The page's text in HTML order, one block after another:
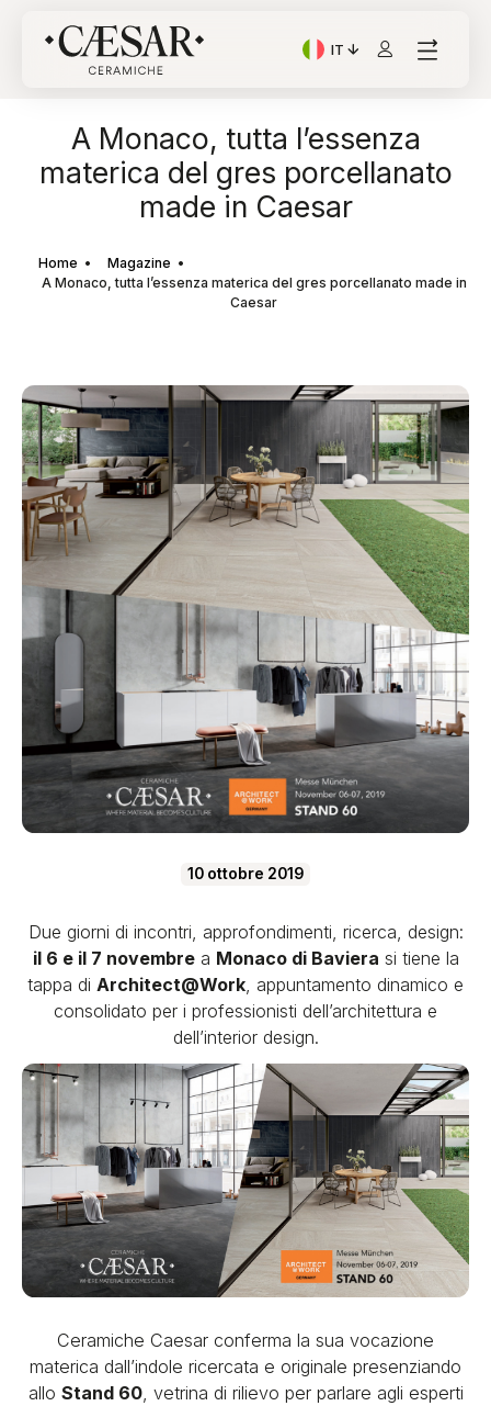
IT
Lingua corrente:
A Monaco, tutta l’essenza
materica del gres porcellanato
made in Caesar
Home
Magazine
A Monaco, tutta l’essenza materica del gres porcellanato made in
Caesar
10 ottobre 2019
Due giorni di incontri, approfondimenti, ricerca, design:
il 6 e il 7 novembrea Monaco di Baviera si tiene la
tappa di Architect@Work , appuntamento dinamico e
consolidato per i professionisti dell’architettura e
dell’interior design.
Ceramiche Caesar conferma la sua vocazione
materica dall’indole ricercata e originale presenziando
allo Stand 60, vetrina di rilievo per parlare agli esperti